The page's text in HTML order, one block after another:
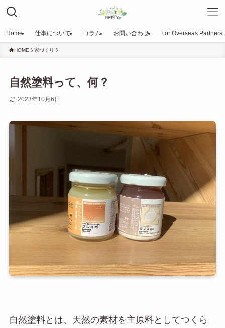
Home 仕事について コラム お問い合わせ For Overseas Partners
HOME 家づくり
自然塗料って、何？
2023年10月6日
自然塗料とは、天然の素材を主原料としてつくら